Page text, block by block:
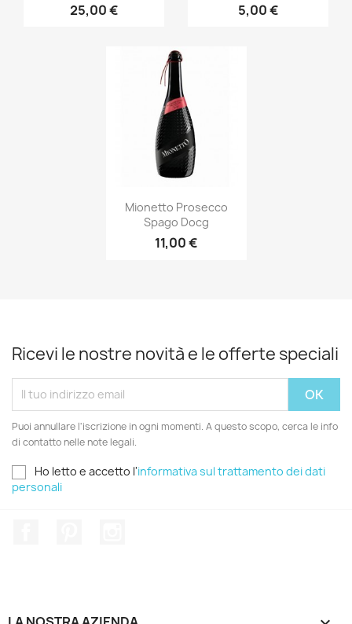
25,00 € 5,00 €
Anteprima
Mionetto Prosecco
Spago Docg
11,00 €
Ricevi le nostre novità e le offerte speciali
Puoi annullare l'iscrizione in ogni momenti. A questo scopo, cerca le info
di contatto nelle note legali.
Ho letto e accetto l'informativa sul trattamento dei dati
personali